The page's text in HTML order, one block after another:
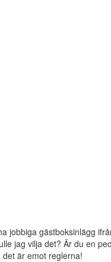
jobbiga gästboksinlägg
jag vilja det? Är du en
är emot reglerna!